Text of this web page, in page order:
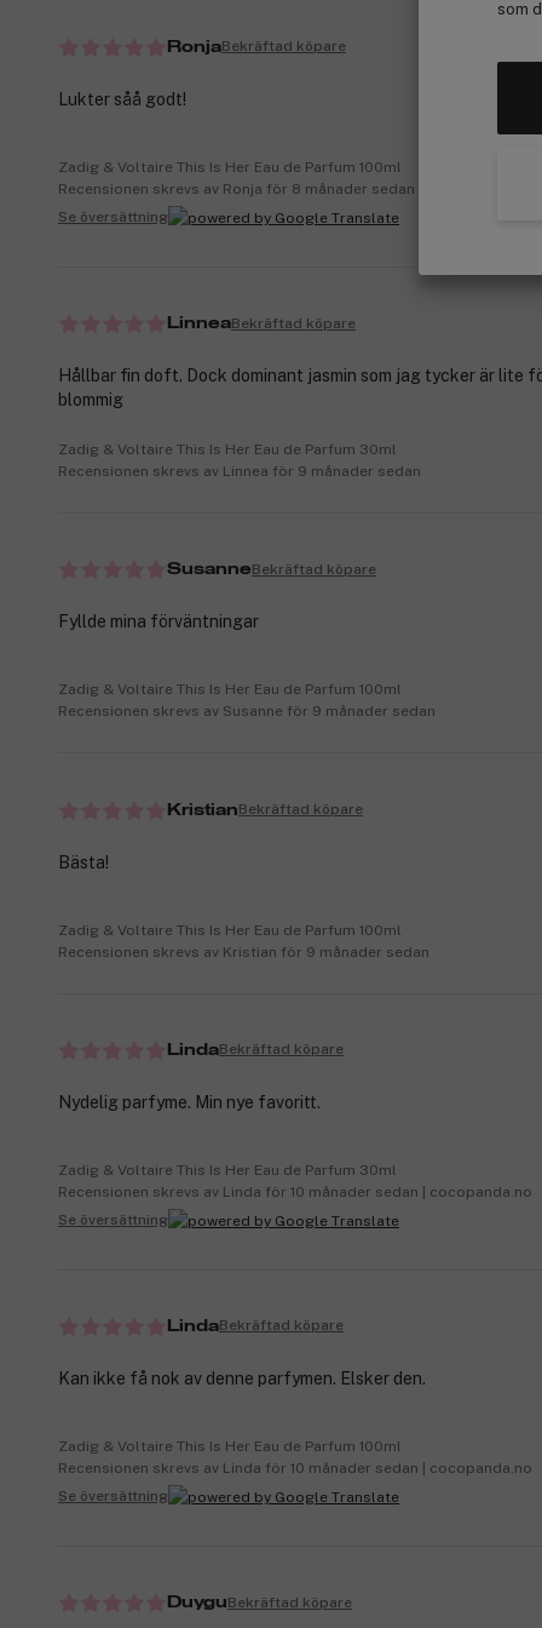
som
RonjaBekräftad köpare
Lukter såå godt!
Zadig & Voltaire This Is Her Eau de Parfum 100ml
Recensionen skrevs av Ronja för 8 månader sedan | cocopanda.no
Se översättning
LinneaBekräftad köpare
Hållbar fin doft. Dock dominant jasmin som jag tycker är lite
blommig
Zadig & Voltaire This Is Her Eau de Parfum 30ml
Recensionen skrevs av Linnea för 9 månader sedan
SusanneBekräftad köpare
Fyllde mina förväntningar
Zadig & Voltaire This Is Her Eau de Parfum 100ml
Recensionen skrevs av Susanne för 9 månader sedan
KristianBekräftad köpare
Bästa!
Zadig & Voltaire This Is Her Eau de Parfum 100ml
Recensionen skrevs av Kristian för 9 månader sedan
LindaBekräftad köpare
Nydelig parfyme. Min nye favoritt.
Zadig & Voltaire This Is Her Eau de Parfum 30ml
Recensionen skrevs av Linda för 10 månader sedan | cocopanda.no
Se översättning
LindaBekräftad köpare
Kan ikke få nok av denne parfymen. Elsker den.
Zadig & Voltaire This Is Her Eau de Parfum 100ml
Recensionen skrevs av Linda för 10 månader sedan | cocopanda.no
Se översättning
DuyguBekräftad köpare